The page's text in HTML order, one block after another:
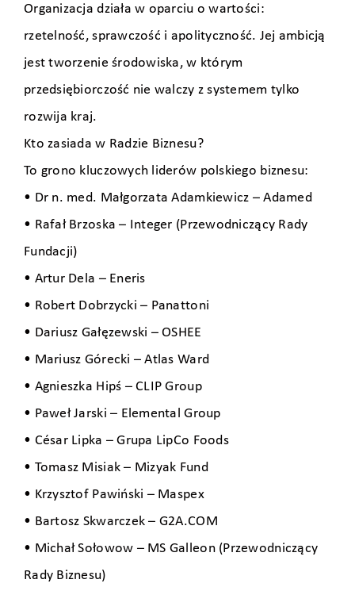
Organizacja działa w oparciu o wartości:
rzetelność, sprawczość i apolityczność. Jej ambicją
jest tworzenie środowiska, w którym
przedsiębiorczość nie walczy z systemem tylko
rozwija kraj.
Kto zasiada w Radzie Biznesu?
To grono kluczowych liderów polskiego biznesu:
• Dr n. med. Małgorzata Adamkiewicz – Adamed
• Rafał Brzoska – Integer (Przewodniczący Rady
Fundacji)
• Artur Dela – Eneris
• Robert Dobrzycki – Panattoni
• Dariusz Gałęzewski – OSHEE
• Mariusz Górecki – Atlas Ward
• Agnieszka Hipś – CLIP Group
• Paweł Jarski – Elemental Group
• César Lipka – Grupa LipCo Foods
• Tomasz Misiak – Mizyak Fund
• Krzysztof Pawiński – Maspex
• Bartosz Skwarczek – G2A.COM
• Michał Sołowow – MS Galleon (Przewodniczący
Rady Biznesu)